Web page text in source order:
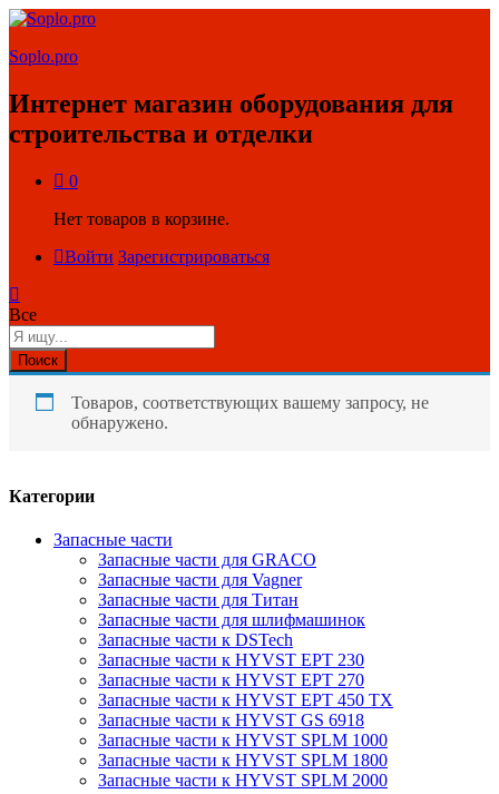
Soplo.pro
Интернет магазин оборудования для
строительства и отделки
0
Нет товаров в корзине.
Войти Зарегистрироваться
Все
Поиск
Товаров, соответствующих вашему запросу, не
обнаружено.
Категории
Запасные части
Запасные части для GRACO
Запасные части для Vagner
Запасные части для Титан
Запасные части для шлифмашинок
Запасные части к DSTech
Запасные части к HYVST EPT 230
Запасные части к HYVST EPT 270
Запасные части к HYVST EPT 450 TX
Запасные части к HYVST GS 6918
Запасные части к HYVST SPLM 1000
Запасные части к HYVST SPLM 1800
Запасные части к HYVST SPLM 2000